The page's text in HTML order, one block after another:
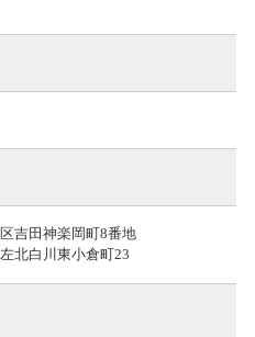
吉田神楽岡町8番地
北白川東小倉町23